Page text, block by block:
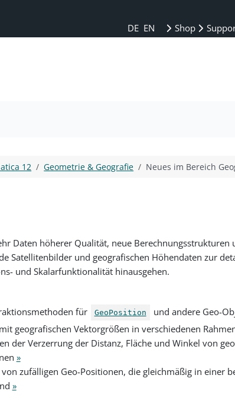
DE EN Shop
12 Geometrie & Geografie Neues im Bereich
Daten höherer Qualität, neue Berechnungsstrukturen
Satellitenbilder und geografischen Höhendaten zur
und Skalarfunktionalität hinausgehen.
für GeoPosition und andere Geo-
geografischen Vektorgrößen in verschiedenen
der Verzerrung der Distanz, Fläche und Winkel von
»
von zufälligen Geo-Positionen, die gleichmäßig in einer
»